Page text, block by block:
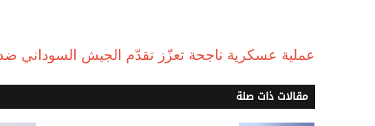
عملية عسكرية ناجحة تعزّز تقدّم الجيش السوداني ضد
مقالات ذات صلة